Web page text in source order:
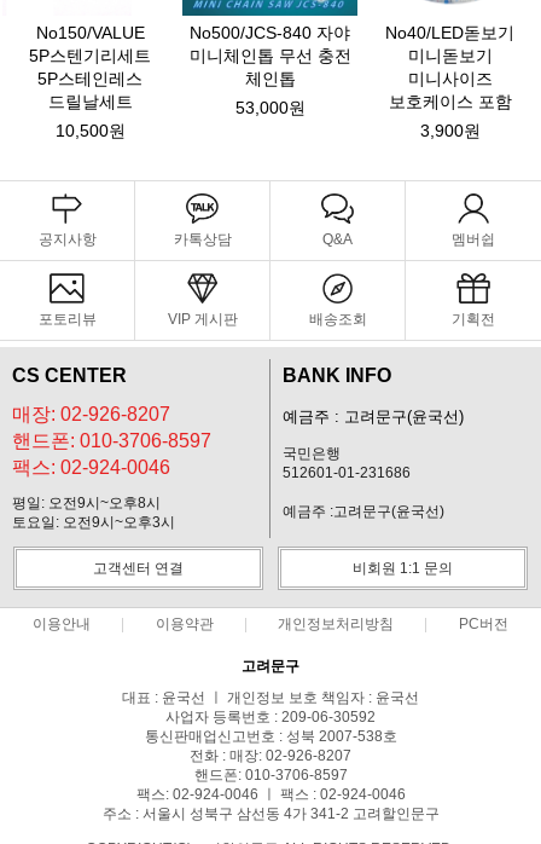
No150/VALUE
5P스텐기리세트
5P스테인레스
드릴날세트
10,500원
No500/JCS-840 자야
미니체인톱 무선 충전
체인톱
53,000원
No40/LED돋보기
미니돋보기
미니사이즈
보호케이스 포함
3,900원
공지사항 카톡상담 Q&A 멤버쉽
포토리뷰 VIP 게시판 배송조회 기획전
CS CENTER
매장: 02-926-8207
핸드폰: 010-3706-8597
팩스: 02-924-0046
평일: 오전9시~오후8시
토요일: 오전9시~오후3시
BANK INFO
예금주 : 고려문구(윤국선)
국민은행
512601-01-231686
예금주 :고려문구(윤국선)
고객센터 연결 비회원 1:1 문의
이용안내 이용약관 개인정보처리방침 PC버전
고려문구
대표 : 윤국선 ㅣ 개인정보 보호 책임자 : 윤국선
사업자 등록번호 : 209-06-30592
통신판매업신고번호 : 성북 2007-538호
전화 : 매장: 02-926-8207
핸드폰: 010-3706-8597
팩스: 02-924-0046 ㅣ 팩스 : 02-924-0046
주소 : 서울시 성북구 삼선동 4가 341-2 고려할인문구